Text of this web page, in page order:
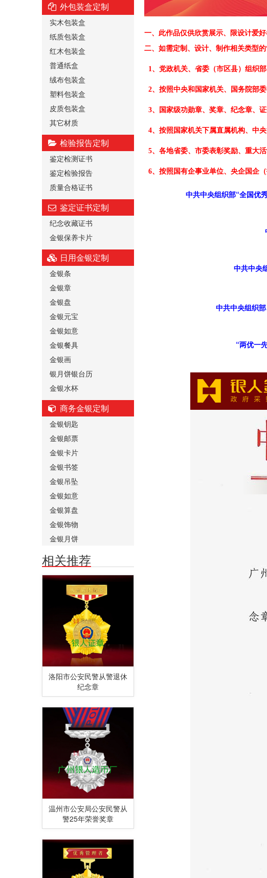
外包装盒定制
实木包装盒
纸质包装盒
红木包装盒
普通纸盒
绒布包装盒
塑料包装盒
皮质包装盒
其它材质
检验报告定制
鉴定检测证书
鉴定检验报告
质量合格证书
鉴定证书定制
纪念收藏证书
金银保养卡片
日用金银定制
金银条
金银章
金银盘
金银元宝
金银如意
金银餐具
金银画
银月饼银台历
金银水杯
商务金银定制
金银钥匙
金银邮票
金银卡片
金银书签
金银吊坠
金银如意
金银算盘
金银饰物
金银月饼
相关推荐
洛阳市公安民警从警退休
纪念章
温州市公安局公安民警从
警25年荣誉奖章
一、 此作品仅供欣赏展示、限设计爱
二、 如需定制、设计、制作相关类型的
1、党政机关、省委（市区县）组织
2、按照中央和国家机关、国务院部
3、国家级功勋章、奖章、纪念章、
4、按照国家机关下属直属机构、中
5、各地省委、市委表彰奖励、重大
6、按照国有企事业单位、央企国企
中共中央组织部“全国优
中共中央
中共中央组织
“两优一